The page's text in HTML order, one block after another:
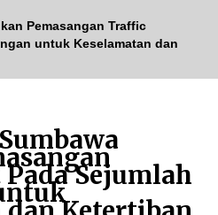
Tanah Desa
Pastikan
Maksimal
Pemasangan Traffic
untuk Keselamatan dan
Sejumlah